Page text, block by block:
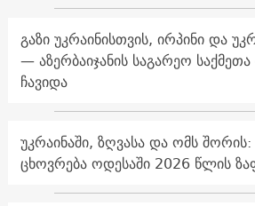
გაზი უკრაინისთვის, ირპინი და
— აზერბაიჯანის საგარეო საქმეთა
ჩავიდა
უკრაინაში, ზღვასა და ომს
ცხოვრება ოდესაში 2026 წლის